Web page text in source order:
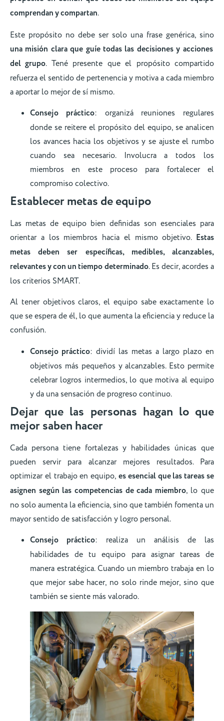
comprendan y compartan.
Este propósito no debe ser solo una frase genérica, sino
una misión clara que guíe todas las decisiones y acciones
del grupo. Tené presente que el propósito compartido
refuerza el sentido de pertenencia y motiva a cada miembro
a aportar lo mejor de sí mismo.
Consejo práctico: organizá reuniones regulares
donde se reitere el propósito del equipo, se analicen
los avances hacia los objetivos y se ajuste el rumbo
cuando sea necesario. Involucra a todos los
miembros en este proceso para fortalecer el
compromiso colectivo.
Establecer metas de equipo
Las metas de equipo bien definidas son esenciales para
orientar a los miembros hacia el mismo objetivo. Estas
metas deben ser específicas, medibles, alcanzables,
relevantes y con un tiempo determinado. Es decir, acordes a
los criterios SMART.
Al tener objetivos claros, el equipo sabe exactamente lo
que se espera de él, lo que aumenta la eficiencia y reduce la
confusión.
Consejo práctico: dividí las metas a largo plazo en
objetivos más pequeños y alcanzables. Esto permite
celebrar logros intermedios, lo que motiva al equipo
y da una sensación de progreso continuo.
Dejar que las personas hagan lo que
mejor saben hacer
Cada persona tiene fortalezas y habilidades únicas que
pueden servir para alcanzar mejores resultados. Para
optimizar el trabajo en equipo, es esencial que las tareas se
asignen según las competencias de cada miembro, lo que
no solo aumenta la eficiencia, sino que también fomenta un
mayor sentido de satisfacción y logro personal.
Consejo práctico: realiza un análisis de las
habilidades de tu equipo para asignar tareas de
manera estratégica. Cuando un miembro trabaja en lo
que mejor sabe hacer, no solo rinde mejor, sino que
también se siente más valorado.